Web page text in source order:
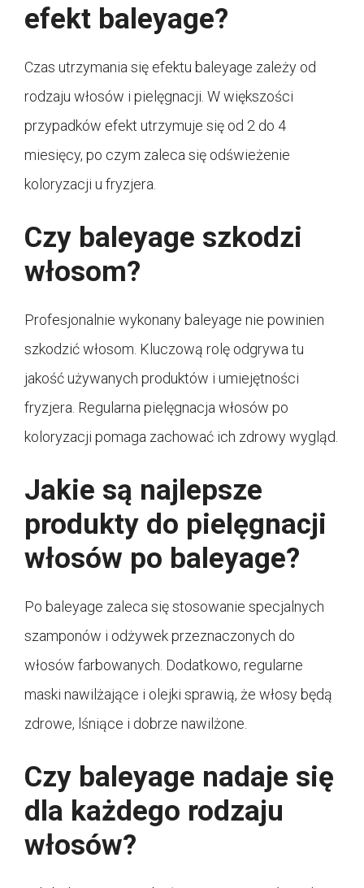
efekt baleyage?
Czas utrzymania się efektu baleyage zależy od
rodzaju włosów i pielęgnacji. W większości
przypadków efekt utrzymuje się od 2 do 4
miesięcy, po czym zaleca się odświeżenie
koloryzacji u fryzjera.
Czy baleyage szkodzi
włosom?
Profesjonalnie wykonany baleyage nie powinien
szkodzić włosom. Kluczową rolę odgrywa tu
jakość używanych produktów i umiejętności
fryzjera. Regularna pielęgnacja włosów po
koloryzacji pomaga zachować ich zdrowy wygląd.
Jakie są najlepsze
produkty do pielęgnacji
włosów po baleyage?
Po baleyage zaleca się stosowanie specjalnych
szamponów i odżywek przeznaczonych do
włosów farbowanych. Dodatkowo, regularne
maski nawilżające i olejki sprawią, że włosy będą
zdrowe, lśniące i dobrze nawilżone.
Czy baleyage nadaje się
dla każdego rodzaju
włosów?